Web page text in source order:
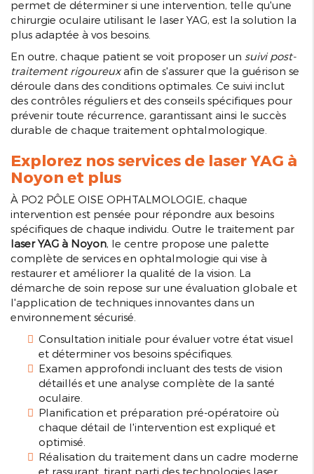
permet de déterminer si une intervention, telle qu'une
chirurgie oculaire utilisant le laser YAG, est la solution la
plus adaptée à vos besoins.
En outre, chaque patient se voit proposer un suivi post-
traitement rigoureuxafin de s'assurer que la guérison se
déroule dans des conditions optimales. Ce suivi inclut
des contrôles réguliers et des conseils spécifiques pour
prévenir toute récurrence, garantissant ainsi le succès
durable de chaque traitement ophtalmologique.
Explorez nos services de laser YAG à
Noyon et plus
À PO2 PÔLE OISE OPHTALMOLOGIE, chaque
intervention est pensée pour répondre aux besoins
spécifiques de chaque individu. Outre le traitement par
laser YAG à Noyon, le centre propose une palette
complète de services en ophtalmologie qui vise à
restaurer et améliorer la qualité de la vision. La
démarche de soin repose sur une évaluation globale et
l'application de techniques innovantes dans un
environnement sécurisé.
Consultation initiale pour évaluer votre état visuel
et déterminer vos besoins spécifiques.
Examen approfondi incluant des tests de vision
détaillés et une analyse complète de la santé
oculaire.
Planification et préparation pré-opératoire où
chaque détail de l'intervention est expliqué et
optimisé.
Réalisation du traitement dans un cadre moderne
et rassurant, tirant parti des technologies laser